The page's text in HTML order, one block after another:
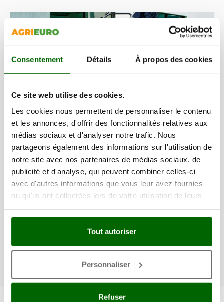
Consentement Détails À propos des cookies
Ce site web utilise des cookies.
Les cookies nous permettent de personnaliser le contenu
et les annonces, d'offrir des fonctionnalités relatives aux
médias sociaux et d'analyser notre trafic. Nous
partageons également des informations sur l'utilisation de
notre site avec nos partenaires de médias sociaux, de
publicité et d'analyse, qui peuvent combiner celles-ci
avec d'autres informations que vous leur avez fournies
ou qu'ils ont collectées lors de votre utilisation de leurs
Tout autoriser
Personnaliser
Refuser
ENTRETIEN,ENTRETIEN DES OUTILS DE JARDINAGE
SCARIFICATEURS – AÉRATEURS, TONTE ET ENTRETIEN DU
JARDIN
L’ENTRETIEN DES SCARIFICATEURS /
AÉRATEURS
Pas de commentaire
Un guide d’entretien des scarificateurs / aérateurs, détaillant
toutes les opérations à effectuer, y compris quelques conseils
pratiques.
CONTINUE READING